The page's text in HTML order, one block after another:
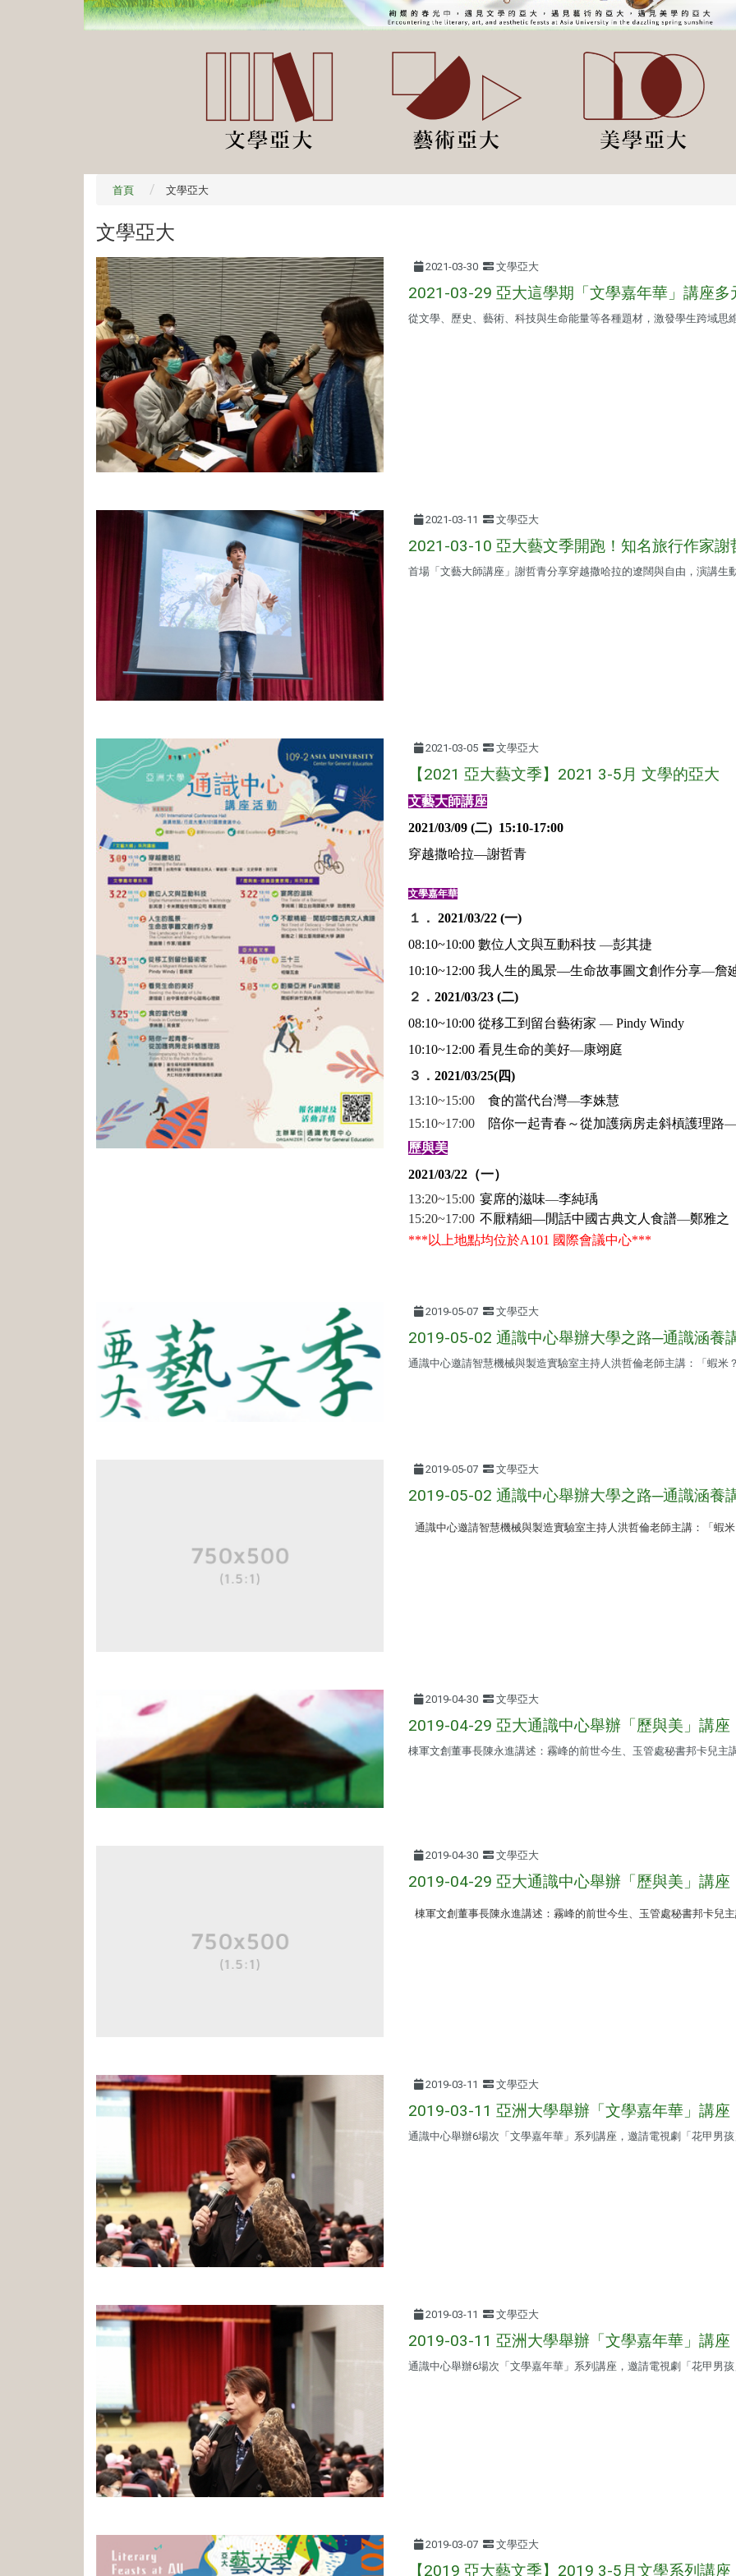
首頁 文學亞大
文學亞大
2021-03-30 文學亞大
2021-03-29 亞大這學期「文學嘉年華」講座多
從文學、歷史、藝術、科技與生命能量等各種題材，激發學生跨域思
2021-03-11 文學亞大
2021-03-10 亞大藝文季開跑！知名旅行作家謝
首場「文藝大師講座」謝哲青分享穿越撒哈拉的遼闊與自由，演講
2021-03-05 文學亞大
【2021 亞大藝文季】2021 3-5月 文學的亞大
文藝大師講座
2021/03/09 (二) 15:10-17:00
穿越撒哈拉—謝哲青
文學嘉年華
１． 2021/03/22 (一)
08:10~10:00 數位人文與互動科技 —彭其捷
10:10~12:00 我人生的風景—生命故事圖文創作分享—詹
２． 2021/03/23 (二)
08:10~10:00 從移工到留台藝術家 — Pindy Windy
10:10~12:00 看見生命的美好—康翊庭
３． 2021/03/25(四)
13:10~15:00 食的當代台灣—李姝慧
15:10~17:00
陪你一起青春～從加護病房走斜槓護理路
歷與美
2021/03/22 （一）
13:20~15:00 宴席的滋味—李純瑀
15:20~17:00 不厭精細—閒話中國古典文人食譜—鄭雅之
***以上地點均位於A101 國際會議中心***
2019-05-07 文學亞大
2019-05-02 通識中心舉辦大學之路─通識涵養
通識中心邀請智慧機械與製造實驗室主持人洪哲倫老師主講：「蝦米
2019-05-07 文學亞大
2019-05-02 通識中心舉辦大學之路─通識涵養
通識中心邀請智慧機械與製造實驗室主持人洪哲倫老師主講：「蝦
2019-04-30 文學亞大
2019-04-29 亞大通識中心舉辦「歷與美」講座
棟軍文創董事長陳永進講述：霧峰的前世今生、玉管處秘書邦卡兒主
2019-04-30 文學亞大
2019-04-29 亞大通識中心舉辦「歷與美」講座
棟軍文創董事長陳永進講述：霧峰的前世今生、玉管處秘書邦卡兒
2019-03-11 文學亞大
2019-03-11 亞洲大學舉辦「文學嘉年華」講座
通識中心舉辦6場次「文學嘉年華」系列講座，邀請電視劇「花甲男
2019-03-11 文學亞大
2019-03-11 亞洲大學舉辦「文學嘉年華」講座
通識中心舉辦6場次「文學嘉年華」系列講座，邀請電視劇「花甲男
2019-03-07 文學亞大
【2019 亞大藝文季】2019 3-5月文學系列講座